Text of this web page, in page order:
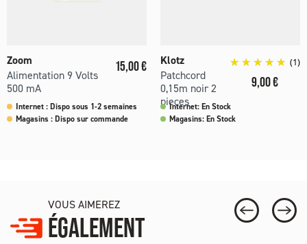
Zoom
Alimentation 9 Volts
500 mA
Prix
15,00 €
Internet : Dispo sous 1-2 semaines
Magasins : Dispo sur commande
Klotz
Patchcord
0,15m noir 2
pieces
(1)
Prix
9,00 €
Internet: En Stock
Magasins: En Stock
VOUS AIMEREZ
ÉGALEMENT